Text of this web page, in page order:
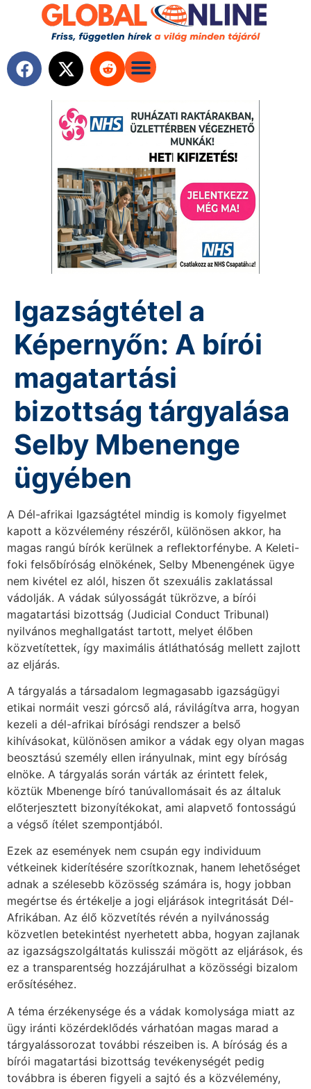
Igazságtétel a
Képernyőn: A bírói
magatartási
bizottság tárgyalása
Selby Mbenenge
ügyében
A Dél-afrikai Igazságtétel mindig is komoly figyelmet
kapott a közvélemény részéről, különösen akkor, ha
magas rangú bírók kerülnek a reflektorfénybe. A Keleti-
foki felsőbíróság elnökének, Selby Mbenengének ügye
nem kivétel ez alól, hiszen őt szexuális zaklatással
vádolják. A vádak súlyosságát tükrözve, a bírói
magatartási bizottság (Judicial Conduct Tribunal)
nyilvános meghallgatást tartott, melyet élőben
közvetítettek, így maximális átláthatóság mellett zajlott
az eljárás.
A tárgyalás a társadalom legmagasabb igazságügyi
etikai normáit veszi górcső alá, rávilágítva arra, hogyan
kezeli a dél-afrikai bírósági rendszer a belső
kihívásokat, különösen amikor a vádak egy olyan magas
beosztású személy ellen irányulnak, mint egy bíróság
elnöke. A tárgyalás során várták az érintett felek,
köztük Mbenenge bíró tanúvallomásait és az általuk
előterjesztett bizonyítékokat, ami alapvető fontosságú
a végső ítélet szempontjából.
Ezek az események nem csupán egy individuum
vétkeinek kiderítésére szorítkoznak, hanem lehetőséget
adnak a szélesebb közösség számára is, hogy jobban
megértse és értékelje a jogi eljárások integritását Dél-
Afrikában. Az élő közvetítés révén a nyilvánosság
közvetlen betekintést nyerhetett abba, hogyan zajlanak
az igazságszolgáltatás kulisszái mögött az eljárások, és
ez a transparentség hozzájárulhat a közösségi bizalom
erősítéséhez.
A téma érzékenysége és a vádak komolysága miatt az
ügy iránti közérdeklődés várhatóan magas marad a
tárgyalássorozat további részeiben is. A bíróság és a
bírói magatartási bizottság tevékenységét pedig
továbbra is éberen figyeli a sajtó és a közvélemény,